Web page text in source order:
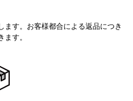
ます。お客様都合による返品につき
す。